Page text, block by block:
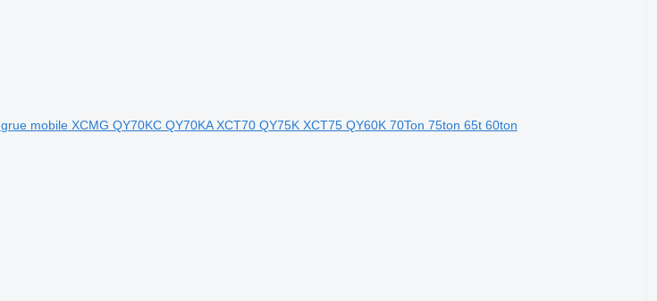
grue mobile XCMG QY70KC QY70KA XCT70 QY75K XCT75 QY60K 70Ton 75ton 65t 60ton